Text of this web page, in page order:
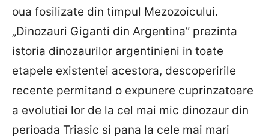
oua fosilizate din timpul Mezozoicului.
„Dinozauri Giganti din Argentina” prezinta
istoria dinozaurilor argentinieni in toate
etapele existentei acestora, descoperirile
recente permitand o expunere cuprinzatoare
a evolutiei lor de la cel mai mic dinozaur din
perioada Triasic si pana la cele mai mari